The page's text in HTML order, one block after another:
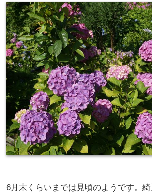
6月末くらいまでは見頃のようです。